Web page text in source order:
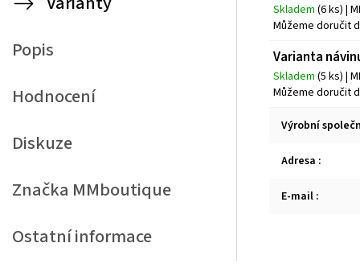
Popis
Hodnocení
Diskuze
Značka MMboutique
Ostatní informace
Skladem (6 ks) |
Můžeme doručit
Varianta
Skladem (5 ks) |
Můžeme doručit
Výrobní
Adresa :
E-mail :